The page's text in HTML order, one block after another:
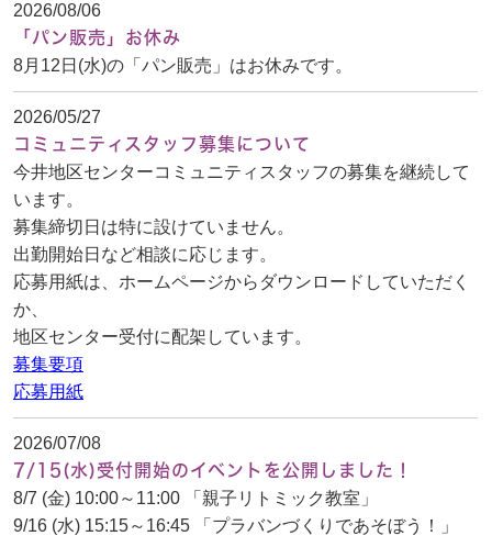
2026/08/06
「パン販売」お休み
8月12日(水)の「パン販売」はお休みです。
2026/05/27
コミュニティスタッフ募集について
今井地区センターコミュニティスタッフの募集を継続して
います。
募集締切日は特に設けていません。
出勤開始日など相談に応じます。
応募用紙は、ホームページからダウンロードしていただく
か、
地区センター受付に配架しています。
募集要項
応募用紙
2026/07/08
7/15(水)受付開始のイベントを公開しました！
8/7 (金) 10:00～11:00 「親子リトミック教室」
9/16 (水) 15:15～16:45 「プラバンづくりであそぼう！」